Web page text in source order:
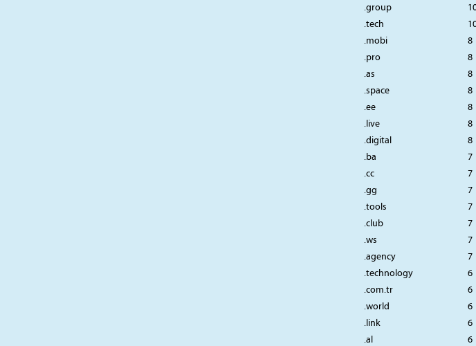
.group
.tech
.mobi
8
.pro
8
.as
8
.space
8
.ee
8
.live
8
.digital
8
.ba
7
.cc
7
.gg
7
.tools
7
.club
7
.ws
7
.agency
7
.technology
6
.com.tr
6
.world
6
.link
6
.al
6